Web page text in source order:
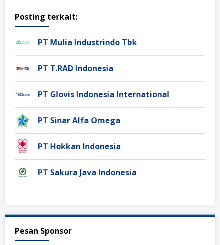
Posting terkait:
PT Mulia Industrindo Tbk
PT T.RAD Indonesia
PT Glovis Indonesia International
PT Sinar Alfa Omega
PT Hokkan Indonesia
PT Sakura Java Indonesia
Pesan Sponsor